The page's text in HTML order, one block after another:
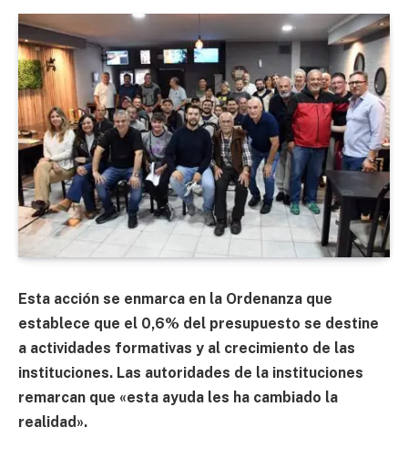
Esta acción se enmarca en la Ordenanza que
establece que el 0,6% del presupuesto se destine
a actividades formativas y al crecimiento de las
instituciones. Las autoridades de la instituciones
remarcan que «esta ayuda les ha cambiado la
realidad».